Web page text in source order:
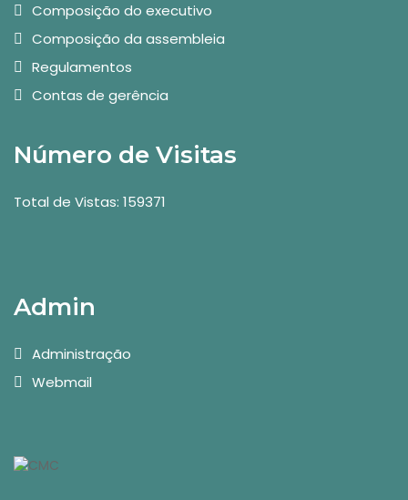
Composição do executivo
Composição da assembleia
Regulamentos
Contas de gerência
Número de Visitas
Total de Vistas: 159371
Admin
Administração
Webmail